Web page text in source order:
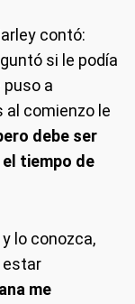
contó:
si le podía
puso a
al comienzo le
debe ser
tiempo de
lo conozca,
estar
me